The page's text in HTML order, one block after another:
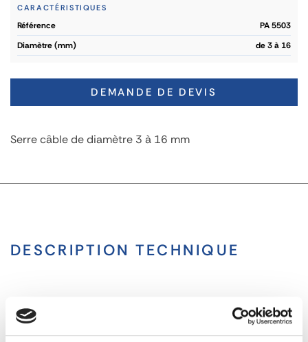
CARACTÉRISTIQUES
référence
PA 5503
diamètre (mm)
de 3 à 16
DEMANDE DE DEVIS
Serre câble de diamètre 3 à 16 mm
DESCRIPTION TECHNIQUE
Serre
câble
FAQ